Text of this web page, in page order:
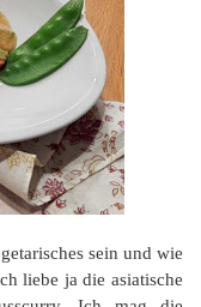
sein und wie
liebe ja die asiatische